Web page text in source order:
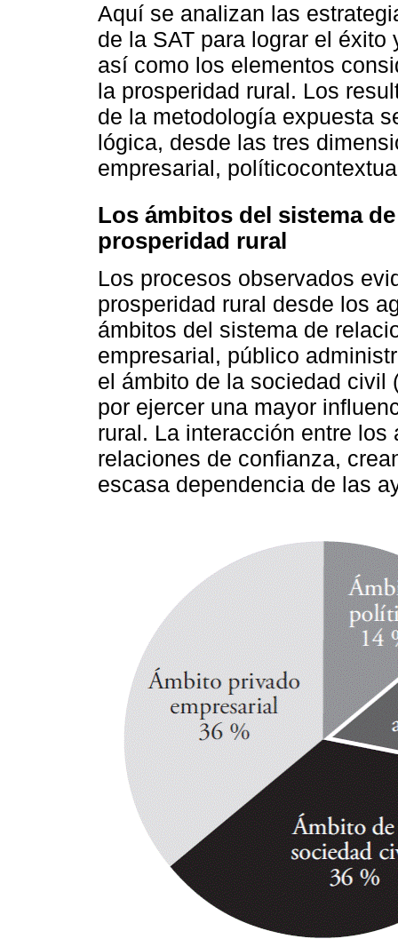
Aquí se analizan las
de la SAT para lograr el
así como los elementos
la prosperidad rural. Los
de la metodología expuesta
lógica, desde las tres
empresarial,
Los ámbitos del sistema
prosperidad rural
Los procesos observados
prosperidad rural desde los
ámbitos del sistema de
empresarial, público
el ámbito de la sociedad civil
por ejercer una mayor
rural. La interacción entre
relaciones de confianza,
escasa dependencia de las